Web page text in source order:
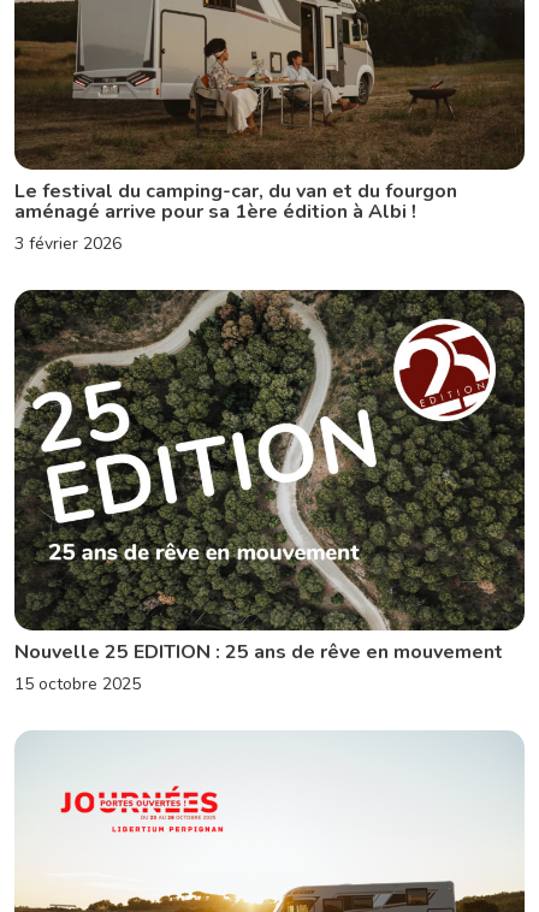
Le festival du camping-car, du van et du fourgon
aménagé arrive pour sa 1ère édition à Albi !
3 février 2026
Nouvelle 25 EDITION : 25 ans de rêve en mouvement
15 octobre 2025